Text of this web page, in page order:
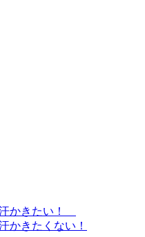
かきたい！
かきたくない！